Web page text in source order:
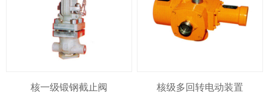
核一级锻钢截止阀 核级多回转电动装置